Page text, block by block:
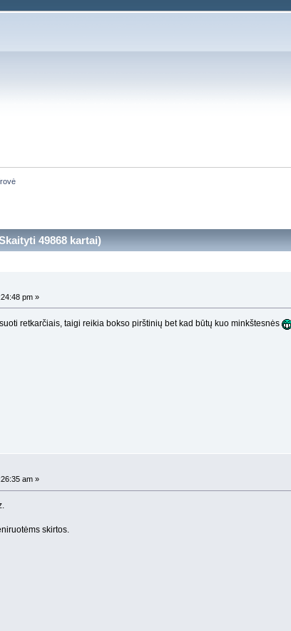
49868 kartai)
pm »
retkarčiais, taigi reikia bokso pirštinių bet kad būtų kuo minkštesnės
am »
skirtos.